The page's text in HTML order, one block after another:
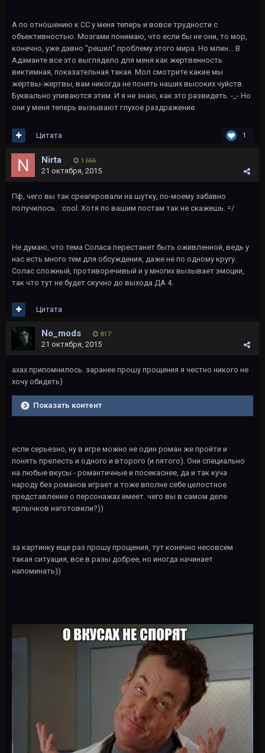
А по отношению к СС у меня теперь и вовсе трудности с
объективностью. Мозгами понимаю, что если бы не они, то мор,
конечно, уже давно "решил" проблему этого мира. Но млин... В
Адаманте все это выглядело для меня как жертвенность
виктимная, показательная такая. Мол смотрите какие мы
жертвы-жертвы, вам никогда не понять наших высоких чуйств.
Буквально упиваются этим. И я не знаю, как это развидеть. -_- Но
они у меня теперь вызывают глухое раздражение.
1
Цитата
Nirta 1 666
21 октября, 2015
Пф, чего вы так среагировали на шутку, по-моему забавно
получилось. :cool: Хотя по вашим постам так не скажешь. =/
Не думаю, что тема Соласа перестанет быть оживленной, ведь у
нас есть много тем для обсуждения, даже не по одному кругу.
Солас сложный, противоречивый и у многих вызывает эмоции,
так что тут не будет скучно до выхода ДА 4.
Цитата
No_mods 817
21 октября, 2015
ахах припомнилось. заранее прошу прощения я честно никого не
хочу обидеть)
Показать контент
если серьезно, ну в игре можно не один роман же пройти и
понять прелесть и одного и второго (и пятого). Они специально
на любые вкусы - романтичные и посекаснее, да и так куча
народу без романов играет и тоже вполне себе целостное
представление о персонажах имеет. чего вы в самом деле
ярлычков наготовили?))
за картинку еще раз прошу прощения, тут конечно несовсем
такая ситуация, все в разы добрее, но иногда начинает
напоминать))